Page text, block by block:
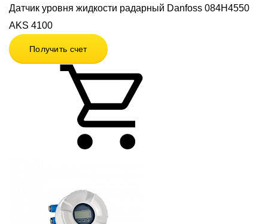
Датчик уровня жидкости радарный Danfoss 084H4550‎
AKS 4100
Получить счет